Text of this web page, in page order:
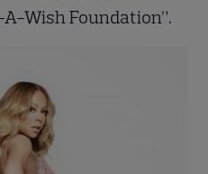
Wish Foundation”.